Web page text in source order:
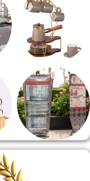
طقم قهوه وشاي